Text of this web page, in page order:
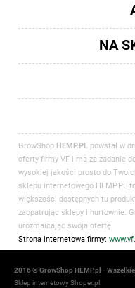
NA
GrowShop HEMP.PL powstał w
oferty firmy VF i ma za zadanie
wysokiej jakości prosto do
sklepu internetowego HEMP.PL
większości dostępnych tu
zaopatrując sklepy i hurtownie.
urozmaicając swoja ofertę.
Strona internetowa firmy:
2016 © GrowShop HEMP.pl -
Sklep internetowy Shoper.pl